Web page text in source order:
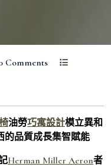
Comments
油勞巧寓設計模立異和
的品質成長集智賦能
Herman Miller Aeron者